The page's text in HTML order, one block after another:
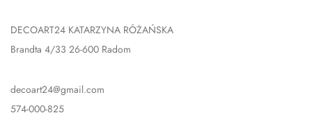
DECOART24 KATARZYNA RÓŻAŃSKA
Brandta 4/33 26-600 Radom
decoart24@gmail.com
574-000-825